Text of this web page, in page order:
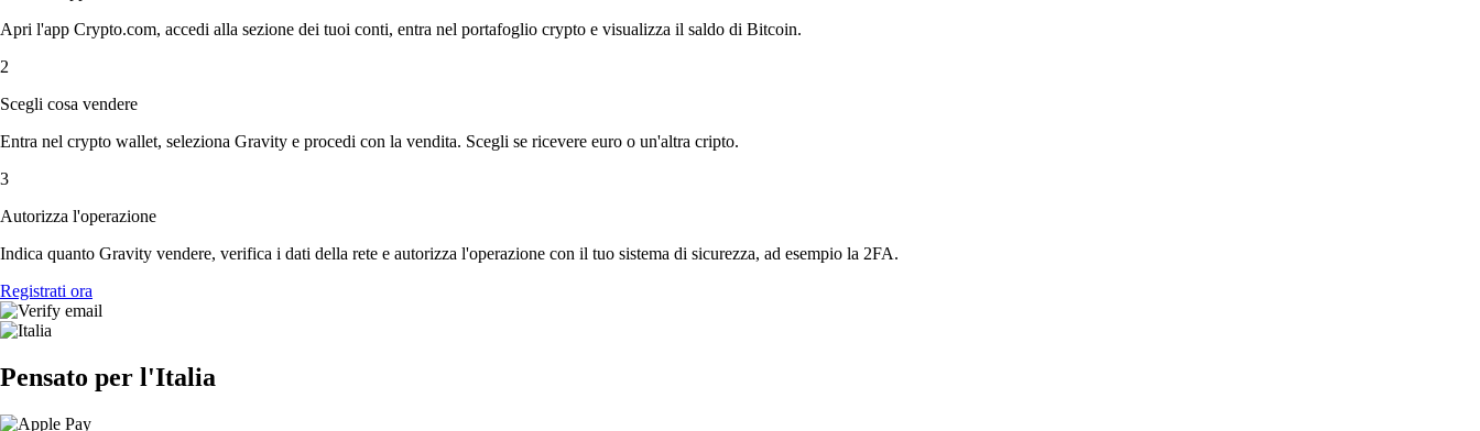
Apri l'app Crypto.com, accedi alla sezione dei tuoi conti, entra nel portafoglio crypto e visualizza il saldo di Bitcoin.
2
Scegli cosa vendere
Entra nel crypto wallet, seleziona Gravity e procedi con la vendita. Scegli se ricevere euro o un'altra cripto.
3
Autorizza l'operazione
Indica quanto Gravity vendere, verifica i dati della rete e autorizza l'operazione con il tuo sistema di sicurezza, ad esempio la 2FA.
Registrati ora
Pensato per l'Italia